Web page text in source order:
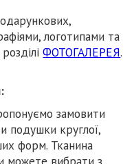
логотипами та
ФОТОГАЛЕРЕЯ.
замовити
подушки круглої,
форм. Тканина